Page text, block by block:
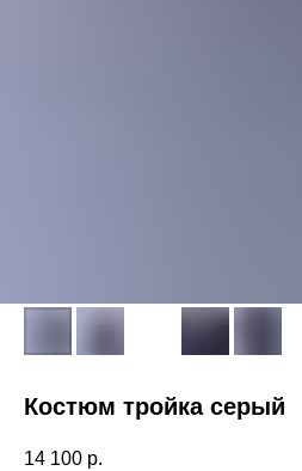
Костюм тройка серый
14 100 р.